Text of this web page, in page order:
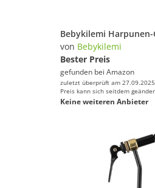
von Bebykilemi
Bester Preis
gefunden bei Amazon
zuletzt überprüft am
Preis kann sich seitdem
Keine weiteren Anbieter